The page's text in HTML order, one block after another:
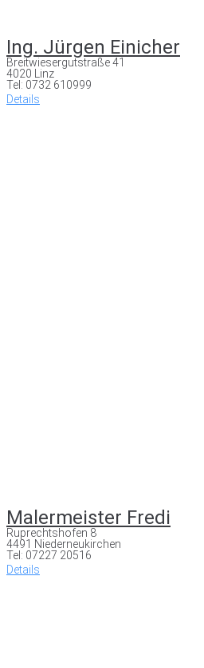
Ing. Jürgen Einicher
Breitwiesergutstraße 41
4020 Linz
Tel: 0732 610999
Details
Malermeister Fredi
Ruprechtshofen 8
4491 Niederneukirchen
Tel: 07227 20516
Details